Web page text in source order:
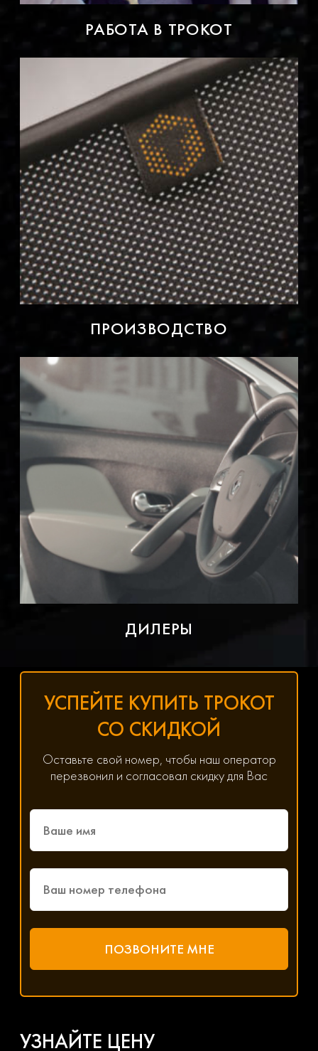
РАБОТА В ТРОКОТ
ПРОИЗВОДСТВО
ДИЛЕРЫ
УСПЕЙТЕ КУПИТЬ ТРОКОТ
СО СКИДКОЙ
Оставьте свой номер, чтобы наш оператор
перезвонил и согласовал скидку для Вас
УЗНАЙТЕ ЦЕНУ